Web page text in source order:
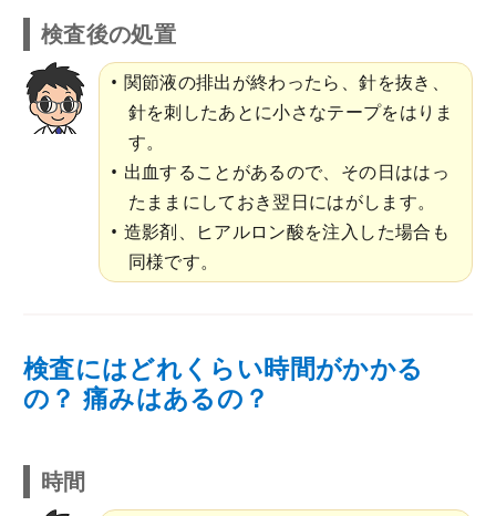
検査後の処置
関節液の排出が終わったら、針を抜き、
針を刺したあとに小さなテープをはりま
す。
出血することがあるので、その日ははっ
たままにしておき翌日にはがします。
造影剤、ヒアルロン酸を注入した場合も
同様です。
検査にはどれくらい時間がかかる
の？ 痛みはあるの？
時間